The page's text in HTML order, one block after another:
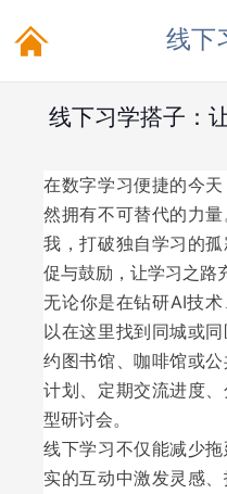
 线下
线下习学搭子：
在数字学习便捷的今
然拥有不可替代的力
我，打破独自学习的
促与鼓励，让学习之路
无论你是在钻研AI技
以在这里找到同城或
约图书馆、咖啡馆或
计划、定期交流进度
型研讨会。
线下学习不仅能减少
实的互动中激发灵感